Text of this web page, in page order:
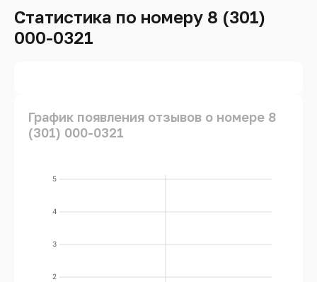
Статистика по номеру 8 (301)
000-0321
График появления отзывов о номере 8
(301) 000-0321
2
3
4
5